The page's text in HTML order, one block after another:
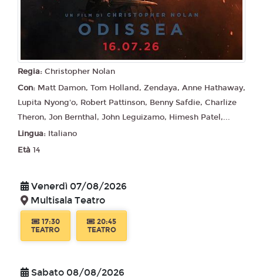
Regia: Christopher Nolan
Con: Matt Damon, Tom Holland, Zendaya, Anne Hathaway,
Lupita Nyong'o, Robert Pattinson, Benny Safdie, Charlize
Theron, Jon Bernthal, John Leguizamo, Himesh Patel,...
Lingua: Italiano
Età 14
Venerdì 07/08/2026
Multisala Teatro
17:30
TEATRO
20:45
TEATRO
Sabato 08/08/2026